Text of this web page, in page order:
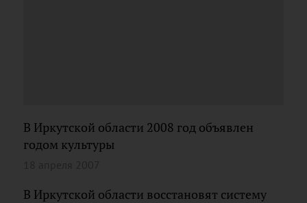
В Иркутской области 2008 год объявлен
годом культуры
В Иркутской области восстановят систему